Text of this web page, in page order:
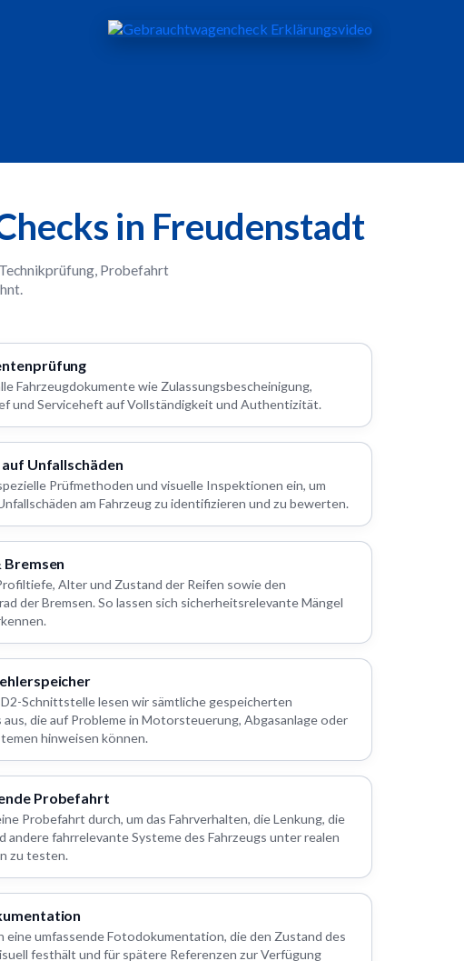
in Freudenstadt
Probefahrt
Fahrzeugdokumente wie Zulassungsbescheinigung,
und Serviceheft auf Vollständigkeit und Authentizität.
Unfallschäden
Prüfmethoden und visuelle Inspektionen ein, um
am Fahrzeug zu identifizieren und zu bewerten.
Bremsen
Alter und Zustand der Reifen sowie den
der Bremsen. So lassen sich sicherheitsrelevante Mängel
Schnittstelle lesen wir sämtliche gespeicherten
aus, die auf Probleme in Motorsteuerung, Abgasanlage oder
hinweisen können.
Probefahrt
Probefahrt durch, um das Fahrverhalten, die Lenkung, die
andere fahrrelevante Systeme des Fahrzeugs unter realen
zu testen.
eine umfassende Fotodokumentation, die den Zustand des
festhält und für spätere Referenzen zur Verfügung